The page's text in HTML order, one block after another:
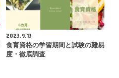
2023.9.13
食育資格の学習期間と試験の難易
度・徹底調査